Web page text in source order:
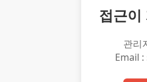
접근이
관리
Email